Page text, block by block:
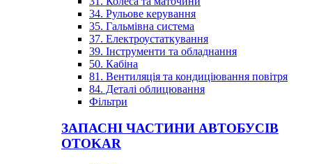
34. Рульове керування
35. Гальмівна система
37. Електроустаткування
39. Інструменти та обладнання
50. Кабіна
81. Вентиляція та кондиціювання повітря
84. Деталі облицювання
Фільтри
ЗАПАСНІ ЧАСТИНИ АВТОБУСІВ
OTOKAR